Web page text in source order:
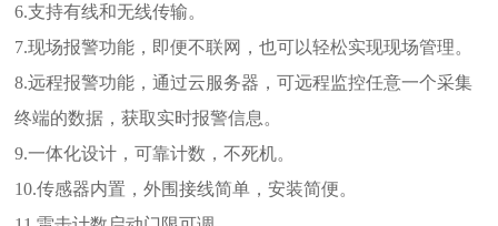
6.支持有线和无线传输。
7.现场报警功能，即便不联网，也可以轻松实现现场管理。
8.远程报警功能，通过云服务器，可远程监控任意一个采集
终端的数据，获取实时报警信息。
9.一体化设计，可靠计数，不死机。
10.传感器内置，外围接线简单，安装简便。